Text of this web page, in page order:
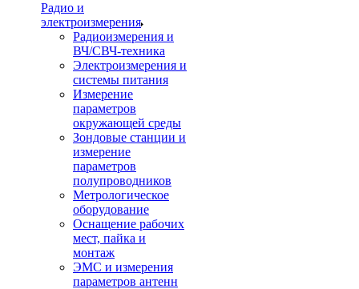
Радио и
электроизмерения
Радиоизмерения и
ВЧ/СВЧ-техника
Электроизмерения и
системы питания
Измерение
параметров
окружающей среды
Зондовые станции и
измерение
параметров
полупроводников
Метрологическое
оборудование
Оснащение рабочих
мест, пайка и
монтаж
ЭМС и измерения
параметров антенн